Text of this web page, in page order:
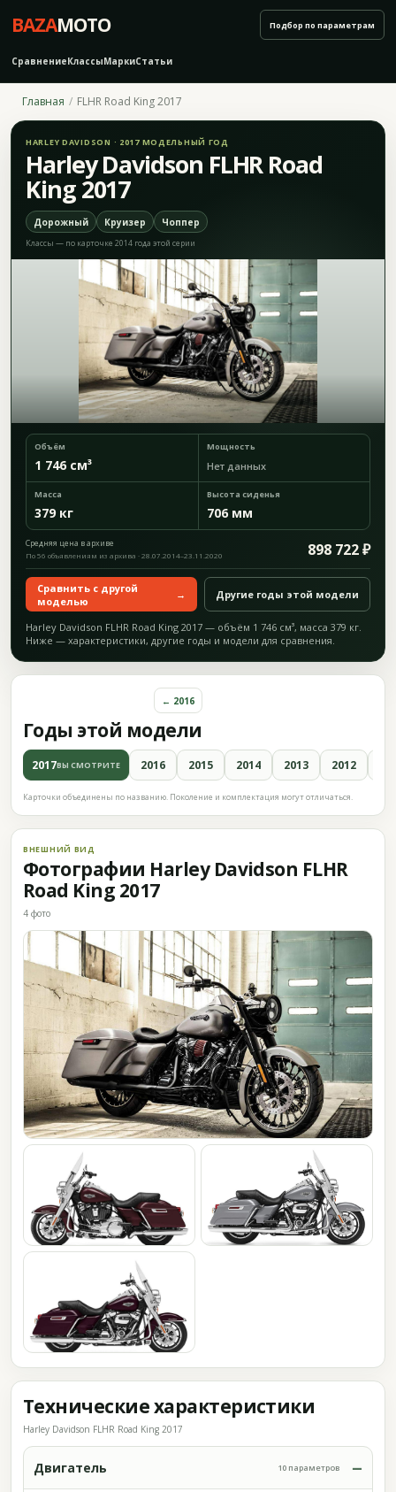
BAZAMOTO
СравнениеКлассыМаркиСтатьи
Подбор по параметрам
Главная FLHR Road King 2017
HARLEY DAVIDSON · 2017 МОДЕЛЬНЫЙ ГОД
Harley Davidson FLHR Road
King 2017
Дорожный Круизер Чоппер
Классы — по карточке 2014 года этой серии
Объём
1 746 см³
Мощность
Нет данных
Масса
379 кг
Высота сиденья
706 мм
Средняя цена в архиве 898 722 ₽
По 56 объявлениям из архива · 28.07.2014–23.11.2020
Сравнить с другой
моделью
→ Другие годы этой модели
Harley Davidson FLHR Road King 2017 — объём 1 746 см³, масса 379 кг.
Ниже — характеристики, другие годы и модели для сравнения.
Годы этой модели
← 2016
2017ВЫ СМОТРИТЕ 2016 2015 2014 2013 2012
Карточки объединены по названию. Поколение и комплектация могут отличаться.
ВНЕШНИЙ ВИД
Фотографии Harley Davidson FLHR
Road King 2017
4 фото
Технические характеристики
Harley Davidson FLHR Road King 2017
Двигатель 10 параметров